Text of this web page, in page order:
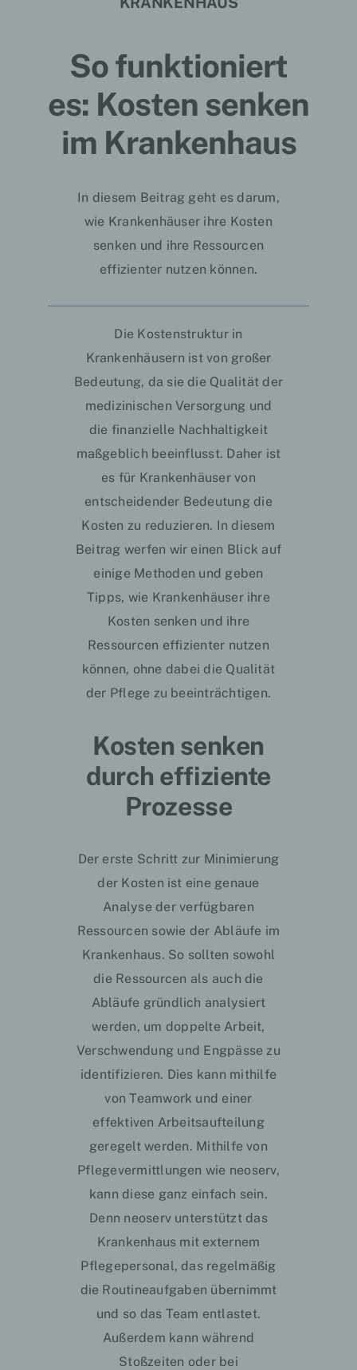
So funktioniert
es: Kosten senken
im Krankenhaus
In diesem Beitrag geht es darum,
wie Krankenhäuser ihre Kosten
senken und ihre Ressourcen
effizienter nutzen können.
Die Kostenstruktur in
Krankenhäusern ist von großer
Bedeutung, da sie die Qualität der
medizinischen Versorgung und
die finanzielle Nachhaltigkeit
maßgeblich beeinflusst. Daher ist
es für Krankenhäuser von
entscheidender Bedeutung die
Kosten zu reduzieren. In diesem
Beitrag werfen wir einen Blick auf
einige Methoden und geben
Tipps, wie Krankenhäuser ihre
Kosten senken und ihre
Ressourcen effizienter nutzen
können, ohne dabei die Qualität
der Pflege zu beeinträchtigen.
Kosten senken
durch effiziente
Prozesse
Der erste Schritt zur Minimierung
der Kosten ist eine genaue
Analyse der verfügbaren
Ressourcen sowie der Abläufe im
Krankenhaus. So sollten sowohl
die Ressourcen als auch die
Abläufe gründlich analysiert
werden, um doppelte Arbeit,
Verschwendung und Engpässe zu
identifizieren. Dies kann mithilfe
von Teamwork und einer
effektiven Arbeitsaufteilung
geregelt werden. Mithilfe von
Pflegevermittlungen wie neoserv,
kann diese ganz einfach sein.
Denn neoserv unterstützt das
Krankenhaus mit externem
Pflegepersonal, das regelmäßig
die Routineaufgaben übernimmt
und so das Team entlastet.
Außerdem kann während
Stoßzeiten oder bei